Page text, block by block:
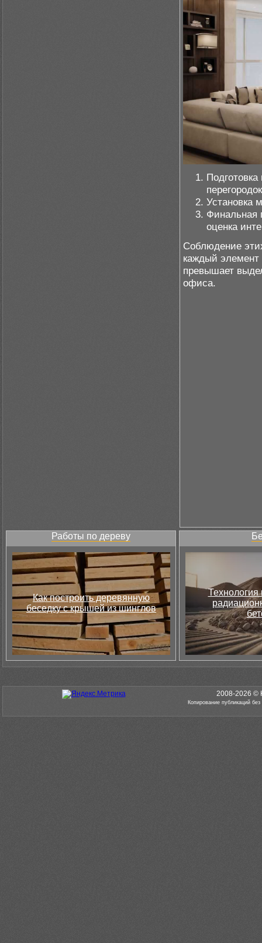
Установка
Финальная
оценка
Соблюдение
каждый элемент
превышает
офиса.
Работы по дереву
Как построить деревянную
беседку с крышей из шинглов
Технология
2008-2026 ©
Копирование публикаций